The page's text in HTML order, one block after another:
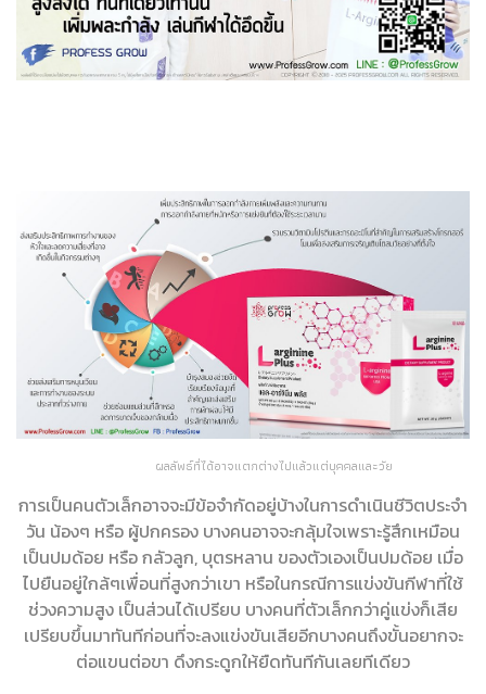
ผลลัพธ์ที่ได้อาจแตกต่างไปแล้วแต่บุคคลและวัย
การเป็นคนตัวเล็กอาจจะมีข้อจำกัดอยู่บ้างในการดำเนินชีวิตประจำ
วัน น้องๆ หรือ ผู้ปกครอง บางคนอาจจะกลุ้มใจเพราะรู้สึกเหมือน
เป็นปมด้อย หรือ กลัวลูก, บุตรหลาน ของตัวเองเป็นปมด้อย เมื่อ
ไปยืนอยู่ใกล้ๆเพื่อนที่สูงกว่าเขา หรือในกรณีการแข่งขันกีฬาที่ใช้
ช่วงความสูง เป็นส่วนได้เปรียบ บางคนที่ตัวเล็กกว่าคู่แข่งก็เสีย
เปรียบขึ้นมาทันทีก่อนที่จะลงแข่งขันเสียอีกบางคนถึงขั้นอยากจะ
ต่อแขนต่อขา ดึงกระดูกให้ยืดทันทีกันเลยทีเดียว